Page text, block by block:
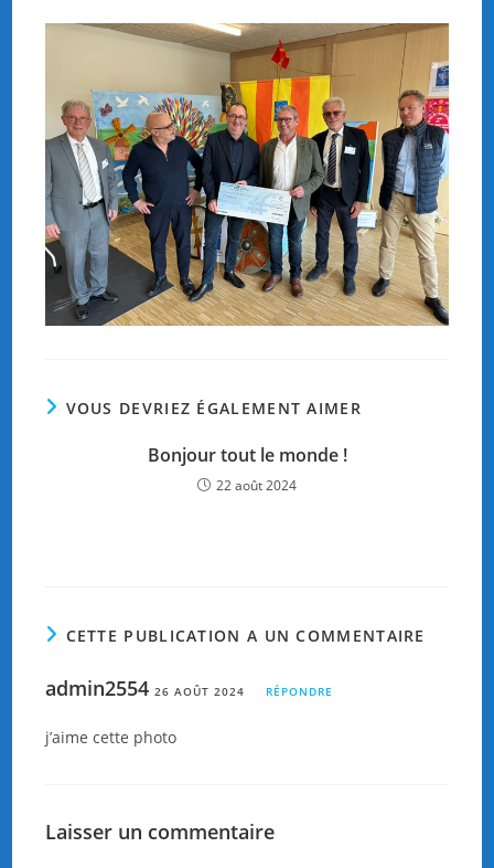
VOUS DEVRIEZ ÉGALEMENT AIMER
Bonjour tout le monde !
22 août 2024
CETTE PUBLICATION A UN COMMENTAIRE
admin2554 26 AOÛT 2024 RÉPONDRE
j’aime cette photo
Laisser un commentaire